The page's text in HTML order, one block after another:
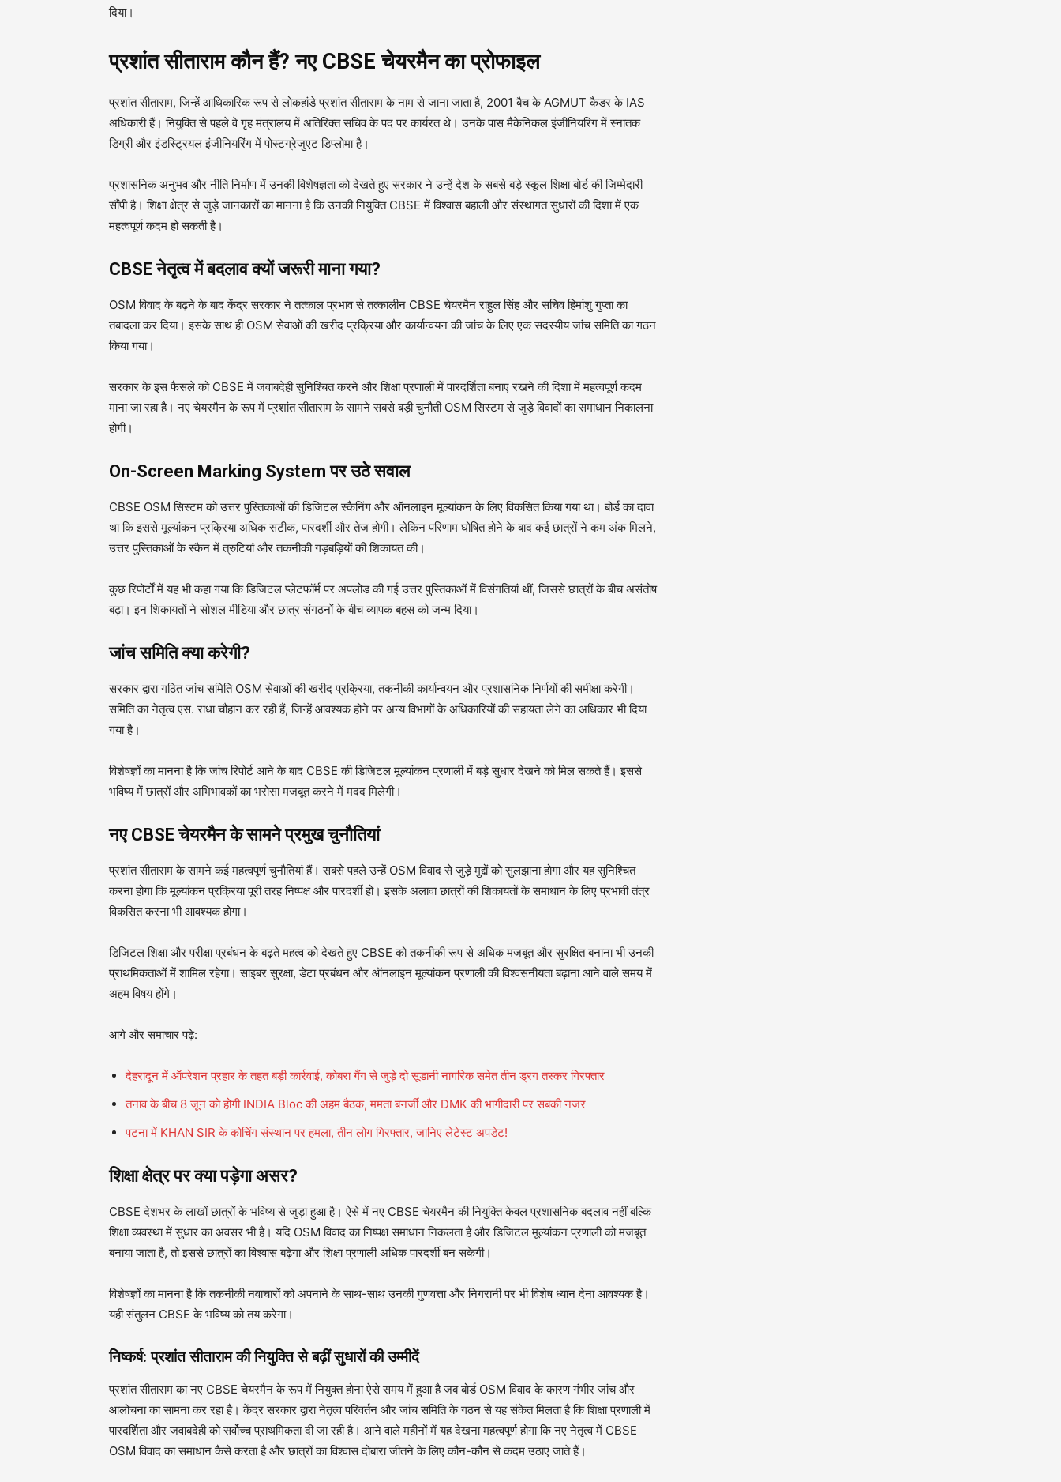
दिया।
प्रशांत सीताराम कौन हैं? नए CBSE चेयरमैन का प्रोफाइल
प्रशांत सीताराम, जिन्हें आधिकारिक रूप से लोकहांडे प्रशांत सीताराम के नाम से जाना जाता है, 2001 बैच के AGMUT कैडर के IAS
अधिकारी हैं। नियुक्ति से पहले वे गृह मंत्रालय में अतिरिक्त सचिव के पद पर कार्यरत थे। उनके पास मैकेनिकल इंजीनियरिंग में स्नातक
डिग्री और इंडस्ट्रियल इंजीनियरिंग में पोस्टग्रेजुएट डिप्लोमा है।
प्रशासनिक अनुभव और नीति निर्माण में उनकी विशेषज्ञता को देखते हुए सरकार ने उन्हें देश के सबसे बड़े स्कूल शिक्षा बोर्ड की जिम्मेदारी
सौंपी है। शिक्षा क्षेत्र से जुड़े जानकारों का मानना है कि उनकी नियुक्ति CBSE में विश्वास बहाली और संस्थागत सुधारों की दिशा में एक
महत्वपूर्ण कदम हो सकती है।
CBSE नेतृत्व में बदलाव क्यों जरूरी माना गया?
OSM विवाद के बढ़ने के बाद केंद्र सरकार ने तत्काल प्रभाव से तत्कालीन CBSE चेयरमैन राहुल सिंह और सचिव हिमांशु गुप्ता का
तबादला कर दिया। इसके साथ ही OSM सेवाओं की खरीद प्रक्रिया और कार्यान्वयन की जांच के लिए एक सदस्यीय जांच समिति का गठन
किया गया।
सरकार के इस फैसले को CBSE में जवाबदेही सुनिश्चित करने और शिक्षा प्रणाली में पारदर्शिता बनाए रखने की दिशा में महत्वपूर्ण कदम
माना जा रहा है। नए चेयरमैन के रूप में प्रशांत सीताराम के सामने सबसे बड़ी चुनौती OSM सिस्टम से जुड़े विवादों का समाधान निकालना
होगी।
On-Screen Marking System पर उठे सवाल
CBSE OSM सिस्टम को उत्तर पुस्तिकाओं की डिजिटल स्कैनिंग और ऑनलाइन मूल्यांकन के लिए विकसित किया गया था। बोर्ड का दावा
था कि इससे मूल्यांकन प्रक्रिया अधिक सटीक, पारदर्शी और तेज होगी। लेकिन परिणाम घोषित होने के बाद कई छात्रों ने कम अंक मिलने,
उत्तर पुस्तिकाओं के स्कैन में त्रुटियां और तकनीकी गड़बड़ियों की शिकायत की।
कुछ रिपोर्टों में यह भी कहा गया कि डिजिटल प्लेटफॉर्म पर अपलोड की गई उत्तर पुस्तिकाओं में विसंगतियां थीं, जिससे छात्रों के बीच असंतोष
बढ़ा। इन शिकायतों ने सोशल मीडिया और छात्र संगठनों के बीच व्यापक बहस को जन्म दिया।
जांच समिति क्या करेगी?
सरकार द्वारा गठित जांच समिति OSM सेवाओं की खरीद प्रक्रिया, तकनीकी कार्यान्वयन और प्रशासनिक निर्णयों की समीक्षा करेगी।
समिति का नेतृत्व एस. राधा चौहान कर रही हैं, जिन्हें आवश्यक होने पर अन्य विभागों के अधिकारियों की सहायता लेने का अधिकार भी दिया
गया है।
विशेषज्ञों का मानना है कि जांच रिपोर्ट आने के बाद CBSE की डिजिटल मूल्यांकन प्रणाली में बड़े सुधार देखने को मिल सकते हैं। इससे
भविष्य में छात्रों और अभिभावकों का भरोसा मजबूत करने में मदद मिलेगी।
नए CBSE चेयरमैन के सामने प्रमुख चुनौतियां
प्रशांत सीताराम के सामने कई महत्वपूर्ण चुनौतियां हैं। सबसे पहले उन्हें OSM विवाद से जुड़े मुद्दों को सुलझाना होगा और यह सुनिश्चित
करना होगा कि मूल्यांकन प्रक्रिया पूरी तरह निष्पक्ष और पारदर्शी हो। इसके अलावा छात्रों की शिकायतों के समाधान के लिए प्रभावी तंत्र
विकसित करना भी आवश्यक होगा।
डिजिटल शिक्षा और परीक्षा प्रबंधन के बढ़ते महत्व को देखते हुए CBSE को तकनीकी रूप से अधिक मजबूत और सुरक्षित बनाना भी उनकी
प्राथमिकताओं में शामिल रहेगा। साइबर सुरक्षा, डेटा प्रबंधन और ऑनलाइन मूल्यांकन प्रणाली की विश्वसनीयता बढ़ाना आने वाले समय में
अहम विषय होंगे।
आगे और समाचार पढ़े:
देहरादून में ऑपरेशन प्रहार के तहत बड़ी कार्रवाई, कोबरा गैंग से जुड़े दो सूडानी नागरिक समेत तीन ड्रग तस्कर गिरफ्तार
तनाव के बीच 8 जून को होगी INDIA Bloc की अहम बैठक, ममता बनर्जी और DMK की भागीदारी पर सबकी नजर
पटना में KHAN SIR के कोचिंग संस्थान पर हमला, तीन लोग गिरफ्तार, जानिए लेटेस्ट अपडेट!
शिक्षा क्षेत्र पर क्या पड़ेगा असर?
CBSE देशभर के लाखों छात्रों के भविष्य से जुड़ा हुआ है। ऐसे में नए CBSE चेयरमैन की नियुक्ति केवल प्रशासनिक बदलाव नहीं बल्कि
शिक्षा व्यवस्था में सुधार का अवसर भी है। यदि OSM विवाद का निष्पक्ष समाधान निकलता है और डिजिटल मूल्यांकन प्रणाली को मजबूत
बनाया जाता है, तो इससे छात्रों का विश्वास बढ़ेगा और शिक्षा प्रणाली अधिक पारदर्शी बन सकेगी।
विशेषज्ञों का मानना है कि तकनीकी नवाचारों को अपनाने के साथ-साथ उनकी गुणवत्ता और निगरानी पर भी विशेष ध्यान देना आवश्यक है।
यही संतुलन CBSE के भविष्य को तय करेगा।
निष्कर्ष: प्रशांत सीताराम की नियुक्ति से बढ़ीं सुधारों की उम्मीदें
प्रशांत सीताराम का नए CBSE चेयरमैन के रूप में नियुक्त होना ऐसे समय में हुआ है जब बोर्ड OSM विवाद के कारण गंभीर जांच और
आलोचना का सामना कर रहा है। केंद्र सरकार द्वारा नेतृत्व परिवर्तन और जांच समिति के गठन से यह संकेत मिलता है कि शिक्षा प्रणाली में
पारदर्शिता और जवाबदेही को सर्वोच्च प्राथमिकता दी जा रही है। आने वाले महीनों में यह देखना महत्वपूर्ण होगा कि नए नेतृत्व में CBSE
OSM विवाद का समाधान कैसे करता है और छात्रों का विश्वास दोबारा जीतने के लिए कौन-कौन से कदम उठाए जाते हैं।